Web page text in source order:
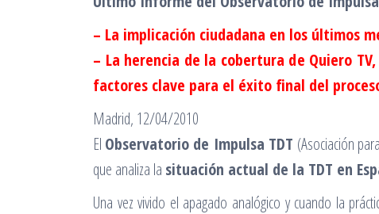
– La implicación ciudadana en los últimos
– La herencia de la cobertura de Quiero
factores clave para el éxito final del
Madrid, 12/04/2010
El Observatorio de Impulsa TDT (Asociación
que analiza la situación actual de la TDT en
Una vez vivido el apagado analógico y cuando la